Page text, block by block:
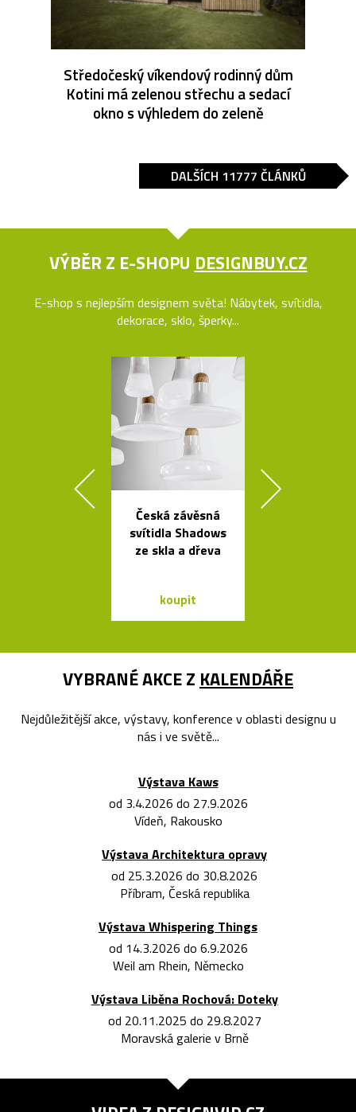
Středočeský víkendový rodinný dům
Kotini má zelenou střechu a sedací
okno s výhledem do zeleně
DALŠÍCH 11777 ČLÁNKŮ
VÝBĚR Z E-SHOPU DESIGNBUY.CZ
E-shop s nejlepším designem světa! Nábytek, svítidla,
dekorace, sklo, šperky...
Česká závěsná
svítidla Shadows
ze skla a dřeva
koupit
VYBRANÉ AKCE Z KALENDÁŘE
Nejdůležitější akce, výstavy, konference v oblasti designu u
nás i ve světě...
Výstava Kaws
od 3.4.2026 do 27.9.2026
Vídeň, Rakousko
Výstava Architektura opravy
od 25.3.2026 do 30.8.2026
Příbram, Česká republika
Výstava Whispering Things
od 14.3.2026 do 6.9.2026
Weil am Rhein, Německo
Výstava Liběna Rochová: Doteky
od 20.11.2025 do 29.8.2027
Moravská galerie v Brně